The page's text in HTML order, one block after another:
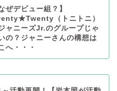
ぜデビュー組？】
（トニトニ）
ャニーズJr.のグループじゃ
の？ジャニーさんの構想は
へ・・・